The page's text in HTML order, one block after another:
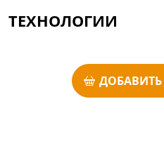
ТЕХНОЛОГИИ